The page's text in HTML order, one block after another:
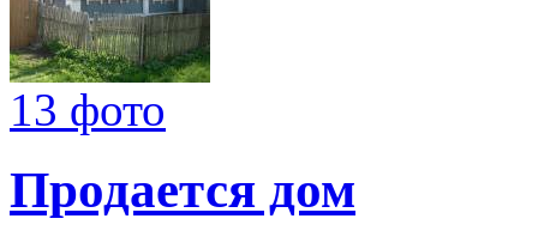
13 фото
Продается дом